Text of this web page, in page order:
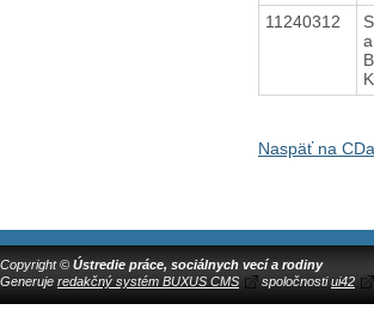
11240312
Naspäť na
Copyright © Ústredie práce, sociálnych vecí a rodiny
Generuje redakčný systém BUXUS CMS spoločnostiui42